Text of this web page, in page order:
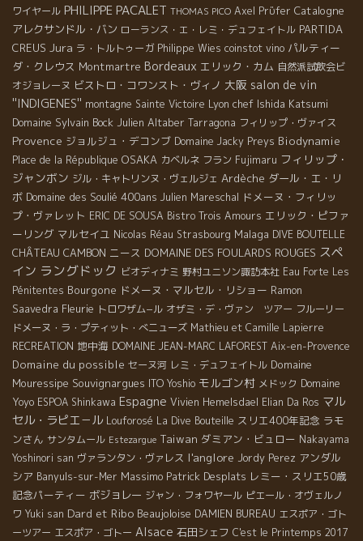
ワイヤール PHILIPPE PACALET THOMAS PICO Axel Prϋfer Catalogne
アレクサンドル・バン ローランス・エ・レミ・デュフェイトル PARTIDA
CREUS Jura ラ・トルトゥーガ Philippe Wies coinstot vino パルティー
ダ・クレウス Montmartre Bordeaux エリック・カム 自然派試飲会ビ
オジョレーヌ ビストロ・コワンスト・ヴィノ 大阪 salon de vin
''INDIGENES'' montagne Sainte Victoire Lyon chef Ishida Katsumi
Domaine Sylvain Bock Julien Altaber Tarragona フィリップ・ヴァイス
Provence ジョルジュ・デコンブ Domaine Jacky Preys Biodynamie
Place de la République OSAKA カベルネ フラン Fujimaru フィリップ・
ジャンボン ジル・キャトリンヌ・ヴェルジェ Ardèche ダール・エ・リ
ボ Domaine des Soulié 400ans Julien Mareschal ドメーヌ・フィリッ
プ・ヴァレット ERIC DE SOUSA Bistro Trois Amours エリック・ピファ
ーリング マルセイユ Nicolas Réau Strasbourg Malaga DIVE BOUTELLE
CHÂTEAU CAMBON ニース DOMAINE DES FOULARDS ROUGES スペ
イン ラングドック ビオディナミ 野村ユニソン諏訪本社 Eau Forte Les
Pénitentes Bourgone ドメーヌ・マルセル・リショー Ramon
Saavedra Fleurie トロワザム−ル オザミ・デ・ヴァン ツアー フルーリー
ドメーヌ・ラ・プティット・べニューズ Mathieu et Camille Lapierre
RECREATION 地中海 DOMAINE JEAN-MARC LAFOREST Aix-en-Provence
Domaine du possible セーヌ河 レミ・デュフェイトル Domaine
Mouressipe Souvignargues ITO Yoshio モルゴン村 メドック Domaine
Yoyo ESPOA Shinkawa Espagne Vivien Hemelsdael Elian Da Ros マル
セル・ラピエ－ル Louforosé La Dive Bouteille スリエ400年記念 ラモ
ンさん サンタムール Estezargue Taiwan ダミアン・ビュロー Nakayama
Yoshinori san ヴァランタン・ヴァレス l'anglore Jordy Perez アンダル
シア Banyuls-sur-Mer Massimo Patrick Desplats レミー・スリエ50歳
記念パーティー ボジョレー ジャン・フォワヤール ピエール・オヴェルノ
ワ Yuki san Dard et Ribo Beaujoloise DAMIEN BUREAU エスポア・ゴト
ーツアー エスポア・ゴトー Alsace 石田シェフ C'est le Printemps 2017